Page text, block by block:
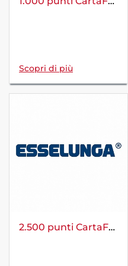
Scopri di più
2.500 punti CartaFreccia in 5.000 punti Fìdaty